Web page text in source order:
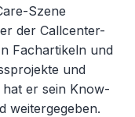
Szene
der Callcenter-
Fachartikeln und
und
er sein Know-
weitergegeben.